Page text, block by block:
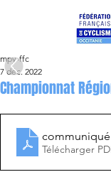
Championnat
mpy-ffc
7 déc. 2022
communiqué
Télécharger